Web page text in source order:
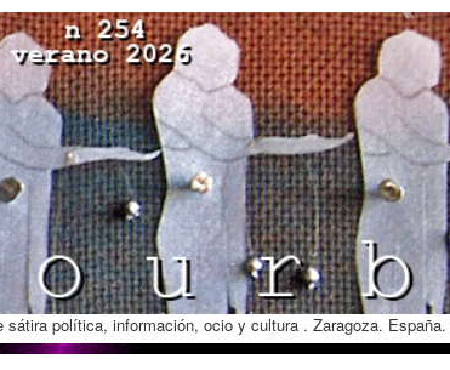
política, información, ocio y cultura . Zaragoza. España.